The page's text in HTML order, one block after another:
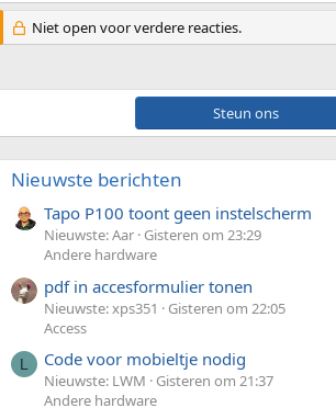
Niet open voor verdere reacties.
Steun ons
Nieuwste berichten
Tapo P100 toont geen instelscherm
Nieuwste: Aar Gisteren om 23:29
Andere hardware
pdf in accesformulier tonen
Nieuwste: xps351
Gisteren om 22:05
Access
L Code voor mobieltje nodig
Nieuwste: LWM
Gisteren om 21:37
Andere hardware